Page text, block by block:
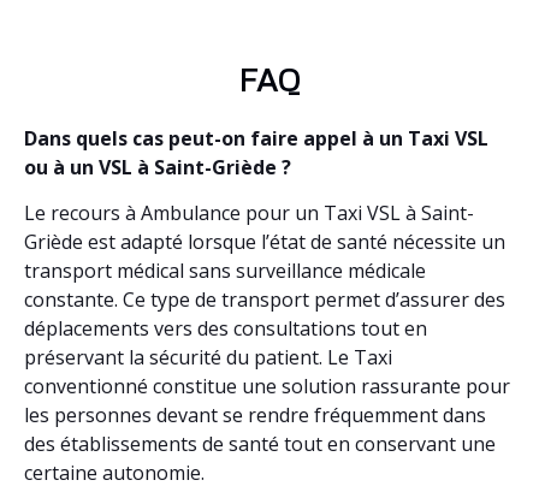
FAQ
Dans quels cas peut-on faire appel à un Taxi VSL
ou à un VSL à Saint-Griède ?
Le recours à Ambulance pour un Taxi VSL à Saint-
Griède est adapté lorsque l’état de santé nécessite un
transport médical sans surveillance médicale
constante. Ce type de transport permet d’assurer des
déplacements vers des consultations tout en
préservant la sécurité du patient. Le Taxi
conventionné constitue une solution rassurante pour
les personnes devant se rendre fréquemment dans
des établissements de santé tout en conservant une
certaine autonomie.